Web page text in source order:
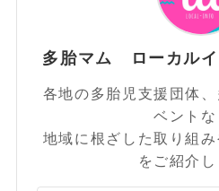
多胎マム ローカルイ
各地の多胎児支援団体
ベントな
地域に根ざした取り組
をご紹介し